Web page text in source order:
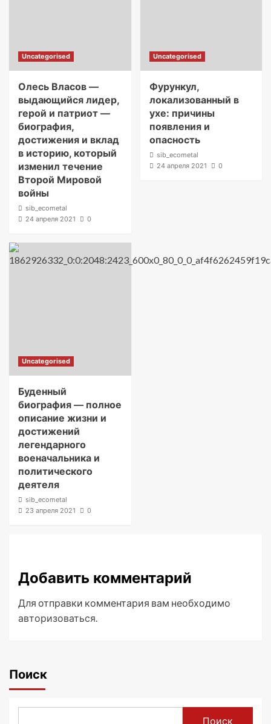
Uncategorised
Олесь Власов —
выдающийся лидер,
герой и патриот —
биография,
достижения и вклад
в историю, который
изменил течение
Второй Мировой
войны
sib_ecometal
24 апреля 2021
0
Uncategorised
Фурункул,
локализованный в
ухе: причины
появления и
опасность
sib_ecometal
24 апреля 2021
0
Uncategorised
Буденный
биография — полное
описание жизни и
достижений
легендарного
военачальника и
политического
деятеля
sib_ecometal
23 апреля 2021
0
Добавить комментарий
Для отправки комментария вам необходимо
авторизоваться.
Поиск
Поиск